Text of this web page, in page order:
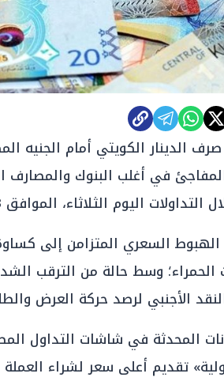
الدينار الكويتي أمام الجنيه
في أغلب البنوك والمصارف
اليوم الثلاثاء، الموافق 23 يونيو 2026.
السعري المتزامن إلى كساوة
الحمراء؛ وسط حالة من الترقب
الأجنبي لرصد حركة العرض
المحدثة في شاشات التداول
تقديم أعلى سعر لشراء